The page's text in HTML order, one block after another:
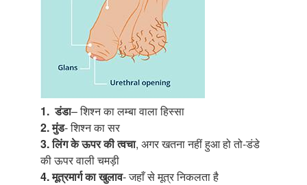
1. डंडा– शिश्न का लम्बा वाला हिस्सा
2.मुंड- शिश्न का सर
3. लिंग के ऊपर की त्वचा, अगर खतना नहीं हुआ हो तो-डंडे
की ऊपर वाली चमड़ी
4. मूत्रमार्ग का खुलाव- जहाँ से मूत्र निकलता है